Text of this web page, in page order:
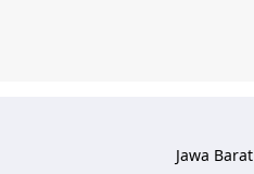
Jawa Barat